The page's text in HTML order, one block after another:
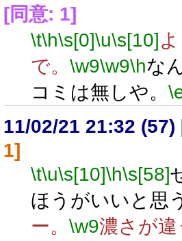
[同意: 1]
\t\h\s[0]\u\s[10]
で。 \w9\w9\hな
コミは無しや。
11/02/21 21:32 (57)
1]
\t\u\s[10]\h\s[58]
ほうがいいと思
ー。 \w9濃さが